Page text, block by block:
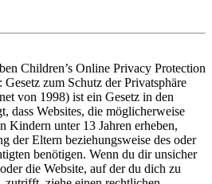
Children’s Online Privacy Protection
zum Schutz der Privatsphäre
von 1998) ist ein Gesetz in den
dass Websites, die möglicherweise
Kindern unter 13 Jahren erheben,
der Eltern beziehungsweise des oder
benötigen. Wenn du dir unsicher
die Website, auf der du dich zu